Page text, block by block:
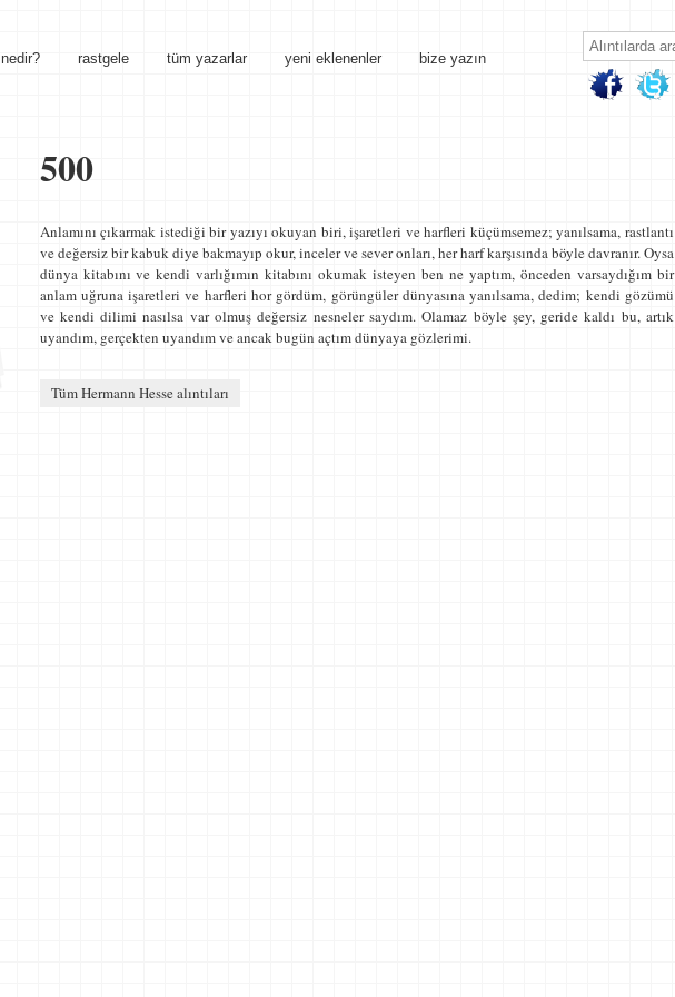
nedir?
rastgele tüm yazarlar yeni eklenenler bize yazın
500
Anlamını çıkarmak istediği bir yazıyı okuyan biri, işaretleri ve harfleri küçümsemez; yanılsama, rastlantı
ve değersiz bir kabuk diye bakmayıp okur, inceler ve sever onları, her harf karşısında böyle davranır. Oysa
dünya kitabını ve kendi varlığımın kitabını okumak isteyen ben ne yaptım, önceden varsaydığım bir
anlam uğruna işaretleri ve harfleri hor gördüm, görüngüler dünyasına yanılsama, dedim; kendi gözümü
ve kendi dilimi nasılsa var olmuş değersiz nesneler saydım. Olamaz böyle şey, geride kaldı bu, artık
uyandım, gerçekten uyandım ve ancak bugün açtım dünyaya gözlerimi.
Tüm Hermann Hesse alıntıları